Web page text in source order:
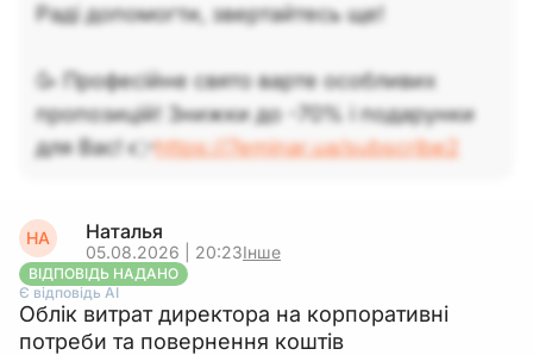
Раді допомогти, звертайтесь ще!
🥳 Професійне свято варте особливих
пропозицій! Знижки до -70% і подарунки
для Вас! 👉https://7eminar.ua/subscribe2
НА Наталья
05.08.2026 | 20:23Інше
ВІДПОВІДЬ НАДАНО
Є відповідь АІ
Облік витрат директора на корпоративні
потреби та повернення коштів